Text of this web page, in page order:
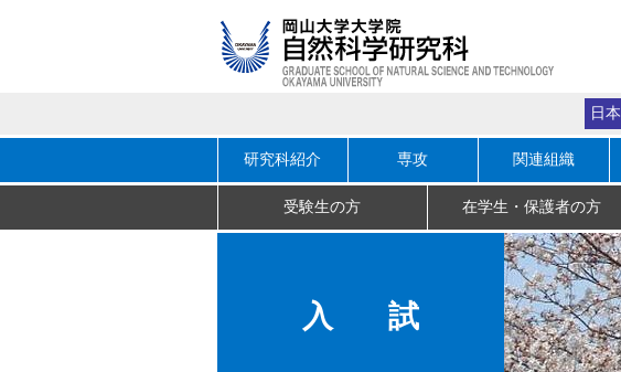
日
研究科紹介 専攻 関連組織
受験生の方 在学生・保護者の方
入 試